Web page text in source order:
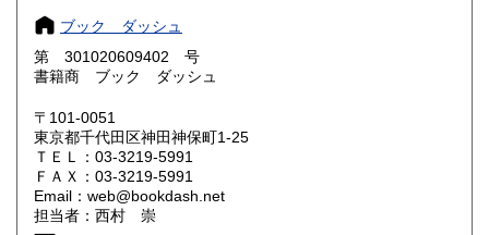
滋賀県 990円
奈良県 990円
鳥取県 1,150円
ブック ダッシュ
第 301020609402 号
書籍商 ブック ダッシュ
〒101-0051
東京都千代田区神田神保町1-25
ＴＥＬ：03-3219-5991
ＦＡＸ：03-3219-5991
Email：web@bookdash.net
担当者：西村 崇